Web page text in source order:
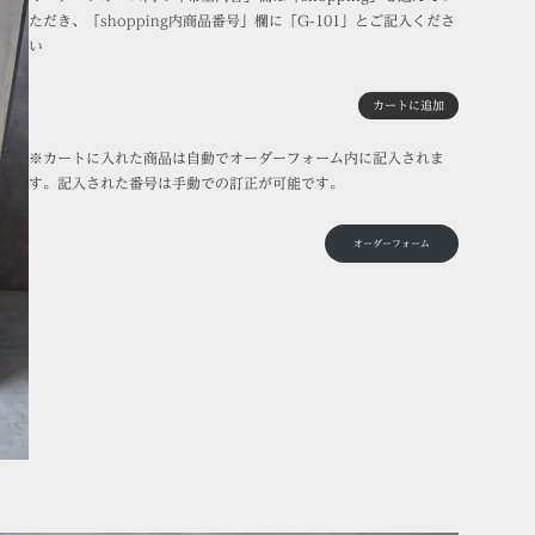
ただき、「shopping内商品番号」欄に「G-101」とご記入くださ
い
カートに追加
※カートに入れた商品は自動でオーダーフォーム内に記入されま
す。記入された番号は手動での訂正が可能です。
オーダーフォーム